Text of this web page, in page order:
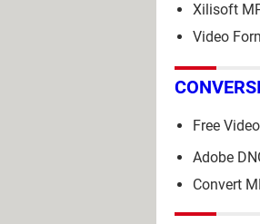
Xilisoft
Video
Free
Adobe
Convert